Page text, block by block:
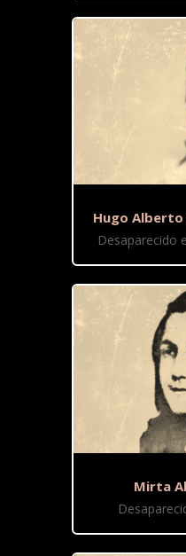
Hugo Alberto
Desaparecido
Mirta